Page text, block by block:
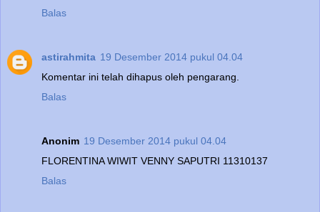
Balas
astirahmita 19 Desember 2014 pukul 04.04
Komentar ini telah dihapus oleh pengarang.
Balas
Anonim 19 Desember 2014 pukul 04.04
FLORENTINA WIWIT VENNY SAPUTRI 11310137
Balas